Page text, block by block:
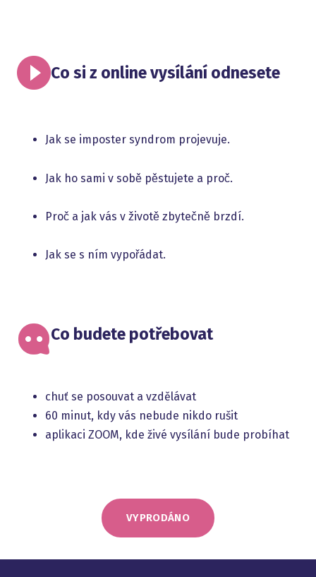
Co si z online vysílání odnesete
Jak se imposter syndrom projevuje.
Jak ho sami v sobě pěstujete a proč.
Proč a jak vás v životě zbytečně brzdí.
Jak se s ním vypořádat.
Co budete potřebovat
chuť se posouvat a vzdělávat
60 minut, kdy vás nebude nikdo rušit
aplikaci ZOOM, kde živé vysílání bude probíhat
VYPRODÁNO